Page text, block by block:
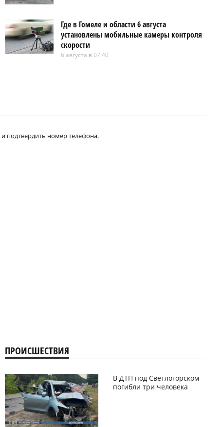
Где в Гомеле и области 6 августа
установлены мобильные камеры контроля
скорости
6 августа в 07:40
и подтвердить номер телефона.
ПРОИСШЕСТВИЯ
В ДТП под Светлогорском
погибли три человека